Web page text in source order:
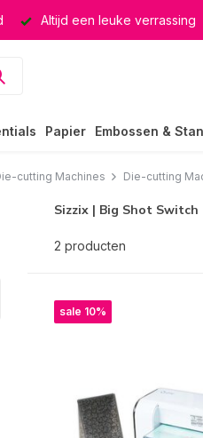
Altijd een leuke verrassing
Papier Embossen &
cutting Machines Die-cutting
Sizzix | Big Shot Switch
2 producten
sale 10%